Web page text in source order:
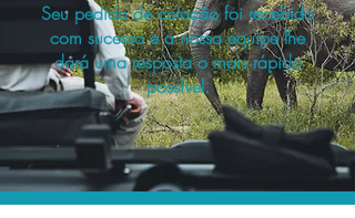
Seu pedido de cotação foi recebido
com sucesso e a nossa equipe lhe
dará uma resposta o mais rápido
possível.